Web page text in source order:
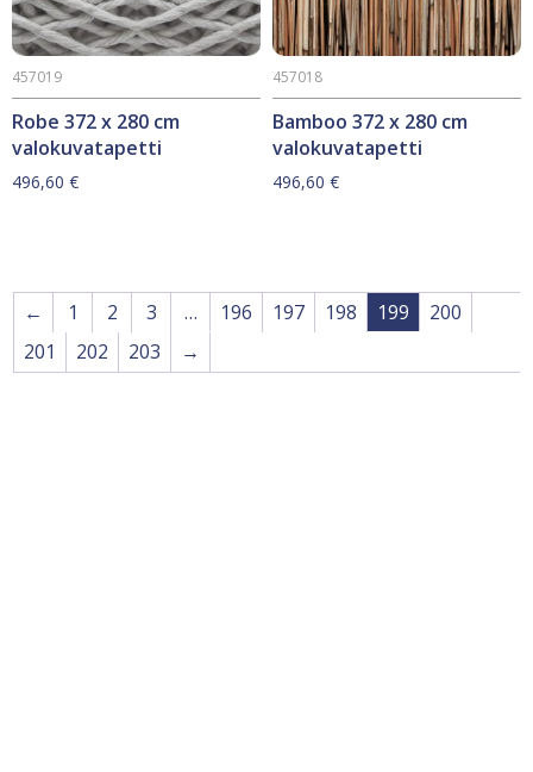
Robe 372 x 280 cm
valokuvatapetti
457019
496,60 €
Bamboo 372 x 280 cm
valokuvatapetti
457018
496,60 €
← 1 2 3 … 196 197 198 199
200
201
202 203 →